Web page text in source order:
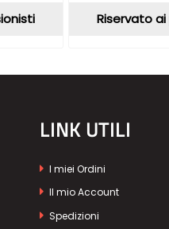
Riservato
LINK UTILI
I miei Ordini
Il mio Account
Spedizioni